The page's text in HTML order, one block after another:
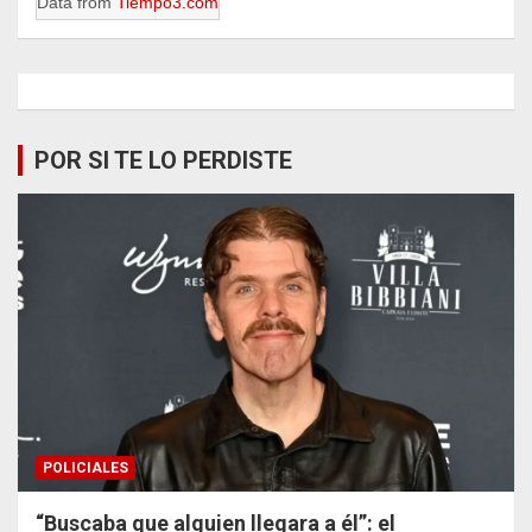
POR SI TE LO PERDISTE
POLICIALES
“Buscaba que alguien llegara a él”: el